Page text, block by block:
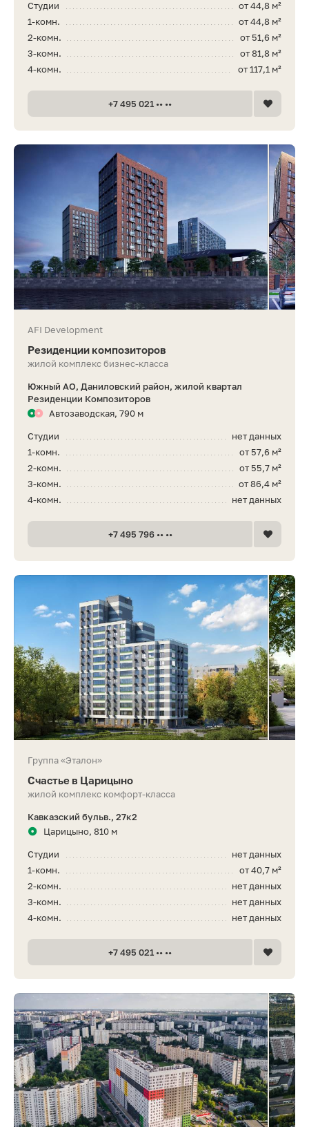
от 44,8 м²
Студии
от 44,8 м²
1-комн.
от 51,6 м²
2-комн.
от 81,8 м²
3-комн.
от 117,1 м²
4-комн.
+7 495 021 •• ••
AFI Development
Резиденции композиторов
жилой комплекс бизнес-класса
Южный АО, Даниловский район, жилой квартал
Резиденции Композиторов
Автозаводская, 790 м
нет данных
Студии
от 57,6 м²
1-комн.
от 55,7 м²
2-комн.
от 86,4 м²
3-комн.
нет данных
4-комн.
+7 495 796 •• ••
Группа «Эталон»
Счастье в Царицыно
жилой комплекс комфорт-класса
Кавказский бульв., 27к2
Царицыно, 810 м
нет данных
Студии
от 40,7 м²
1-комн.
нет данных
2-комн.
нет данных
3-комн.
нет данных
4-комн.
+7 495 021 •• ••